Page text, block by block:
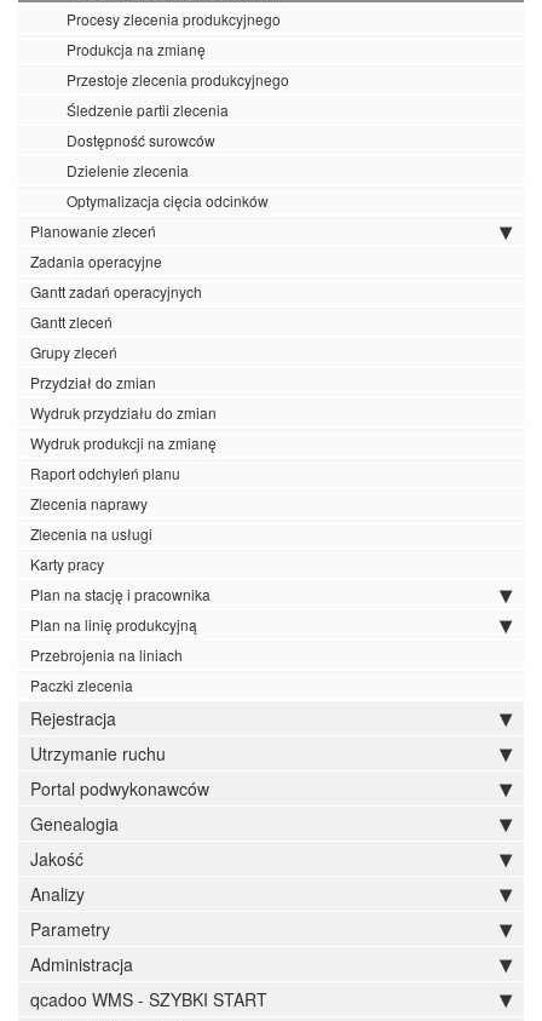
Procesy zlecenia produkcyjnego
Produkcja na zmianę
Przestoje zlecenia produkcyjnego
Śledzenie partii zlecenia
Dostępność surowców
Dzielenie zlecenia
Optymalizacja cięcia odcinków
Planowanie zleceń
Zadania operacyjne
Gantt zadań operacyjnych
Gantt zleceń
Grupy zleceń
Przydział do zmian
Wydruk przydziału do zmian
Wydruk produkcji na zmianę
Raport odchyleń planu
Zlecenia naprawy
Zlecenia na usługi
Karty pracy
Plan na stację i pracownika
Plan na linię produkcyjną
Przebrojenia na liniach
Paczki zlecenia
Rejestracja
Utrzymanie ruchu
Portal podwykonawców
Genealogia
Jakość
Analizy
Parametry
Administracja
qcadoo WMS - SZYBKI START